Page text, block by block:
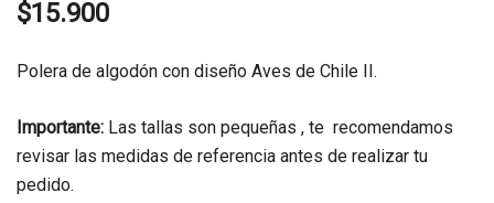
$15.900
Polera de algodón con diseño Aves de Chile II.
Importante: Las tallas son pequeñas , te recomendamos
revisar las medidas de referencia antes de realizar tu
pedido.